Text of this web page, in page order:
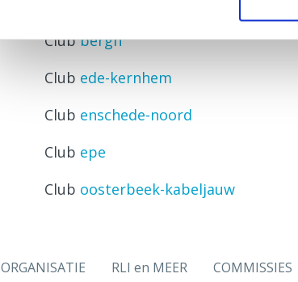
Clubbergh
Club ede-kernhem
Club enschede-noord
Club epe
Club oosterbeek-kabeljauw
ORGANISATIE RLI en MEER COMMISSIES